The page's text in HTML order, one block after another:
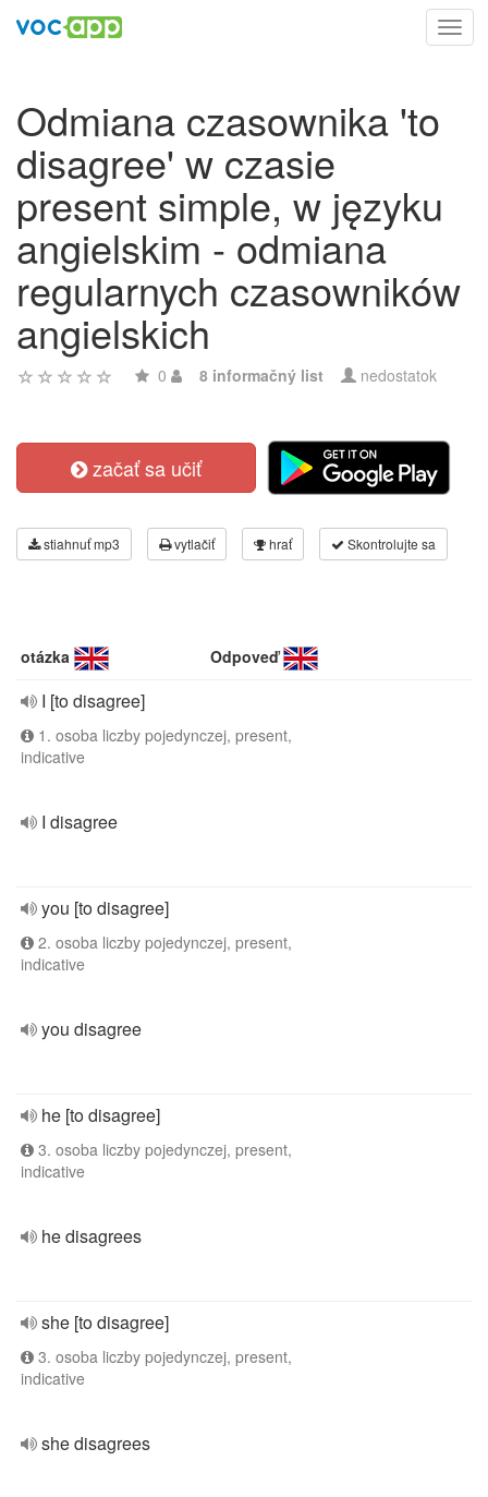
Odmiana czasownika 'to
disagree' w czasie
present simple, w języku
angielskim - odmiana
regularnych czasowników
angielskich
0 8 informačný list nedostatok
začať sa učiť
stiahnuť mp3 vytlačiť hrať Skontrolujte sa
otázka Odpoveď
I [to disagree]
1. osoba liczby pojedynczej, present,
indicative
I disagree
you [to disagree]
2. osoba liczby pojedynczej, present,
indicative
you disagree
he [to disagree]
3. osoba liczby pojedynczej, present,
indicative
he disagrees
she [to disagree]
3. osoba liczby pojedynczej, present,
indicative
she disagrees